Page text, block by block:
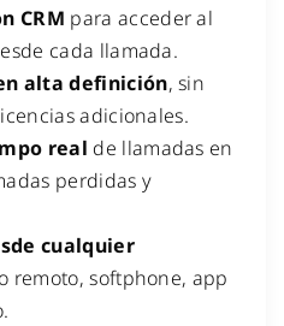
CRM para acceder al
cada llamada.
alta definición, sin
adicionales.
real de llamadas en
perdidas y
cualquier
remoto, softphone, app